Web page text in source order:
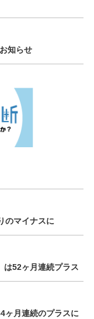
知らせ
のマイナスに
は52ヶ月連続プラス
ヶ月連続のプラスに